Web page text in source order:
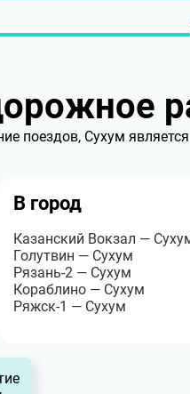
поездов, Сухум
В город
Казанский Вокзал —
Голутвин — Сухум
Рязань-2 — Сухум
Кораблино — Сухум
Ряжск-1 — Сухум